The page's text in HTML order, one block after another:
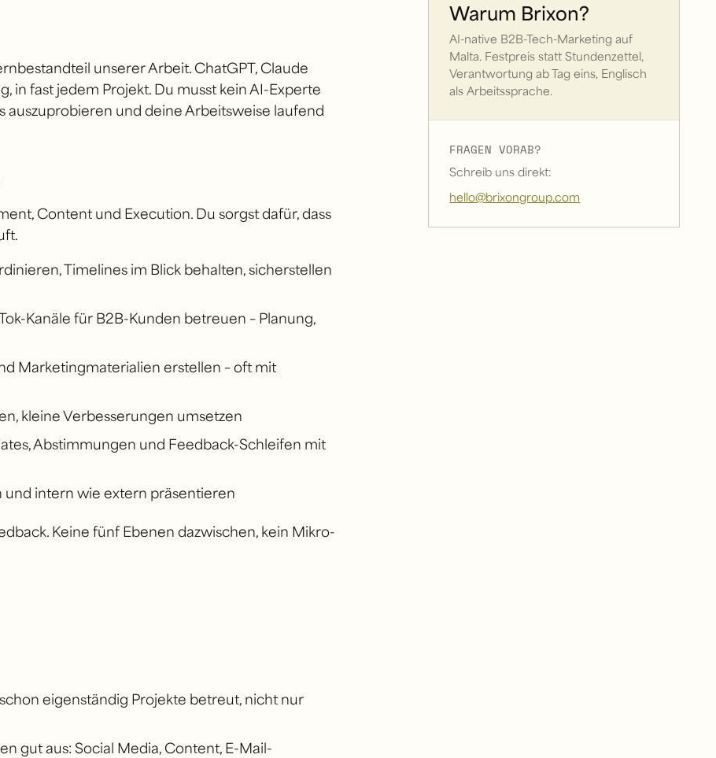
unserer Arbeit. ChatGPT, Claude
in fast jedem Projekt. Du musst kein AI-Experte
auszuprobieren und deine Arbeitsweise laufend
Content und Execution. Du sorgst dafür, dass
Timelines im Blick behalten, sicherstellen
Kanäle für B2B-Kunden betreuen – Planung,
Marketingmaterialien erstellen – oft mit
kleine Verbesserungen umsetzen
Abstimmungen und Feedback-Schleifen mit
und intern wie extern präsentieren
Keine fünf Ebenen dazwischen, kein Mikro-
eigenständig Projekte betreut, nicht nur
gut aus: Social Media, Content, E-Mail-
Warum Brixon?
AI-native B2B-Tech-Marketing auf
Malta. Festpreis statt Stundenzettel,
Verantwortung ab Tag eins, Englisch
als Arbeitssprache.
FRAGEN VORAB?
Schreib uns direkt:
hello@brixongroup.com